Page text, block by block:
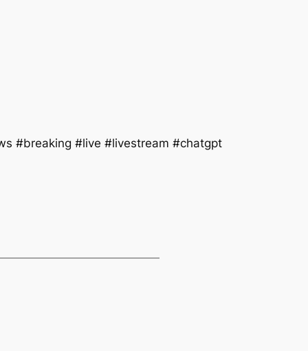
#breaking #live #livestream #chatgpt